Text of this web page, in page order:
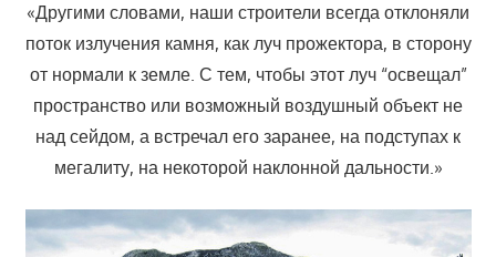
«Другими словами, наши строители всегда отклоняли
поток излучения камня, как луч прожектора, в сторону
от нормали к земле. С тем, чтобы этот луч “освещал”
пространство или возможный воздушный объект не
над сейдом, а встречал его заранее, на подступах к
мегалиту, на некоторой наклонной дальности.»